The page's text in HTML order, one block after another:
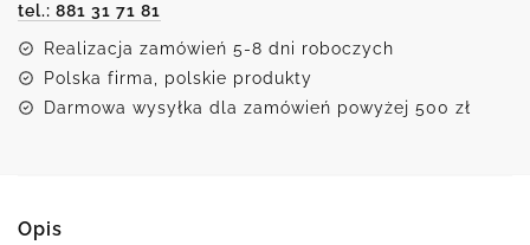
tel.: 881 31 71 81
Realizacja zamówień 5-8 dni roboczych
Polska firma, polskie produkty
Darmowa wysyłka dla zamówień powyżej 500 zł
Opis